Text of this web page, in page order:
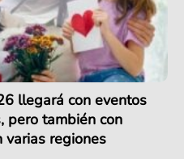
llegará con eventos
pero también con
varias regiones